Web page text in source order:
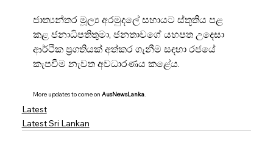
ජාත්‍යන්තර මූල්‍ය අරමුදලේ සහායට ස්තූතිය පළ
කළ ජනාධිපතිතුමා, ජනතාවගේ යහපත උදෙසා
ආර්ථික ප්‍රගතියක් අත්කර ගැනීම සඳහා රජයේ
කැපවීම නැවත අවධාරණය කළේය.
More updates to come on AusNewsLanka.
Latest
Latest Sri Lankan